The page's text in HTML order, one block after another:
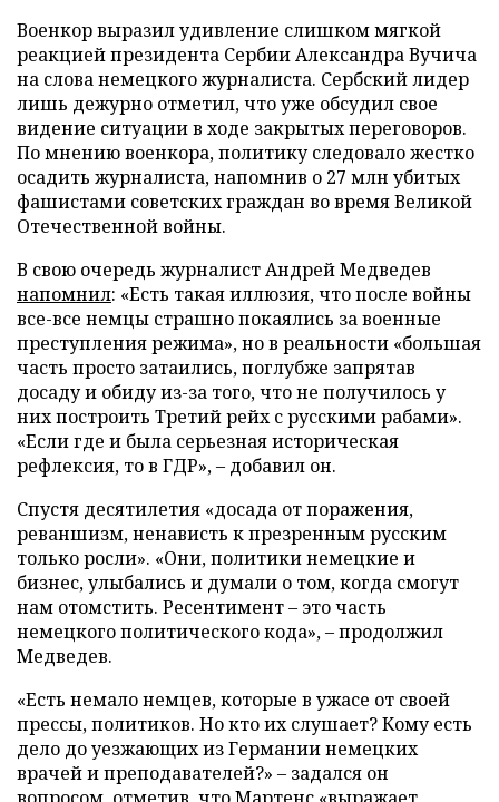
Военкор выразил удивление слишком мягкой
реакцией президента Сербии Александра Вучича
на слова немецкого журналиста. Сербский лидер
лишь дежурно отметил, что уже обсудил свое
видение ситуации в ходе закрытых переговоров.
По мнению военкора, политику следовало жестко
осадить журналиста, напомнив о 27 млн убитых
фашистами советских граждан во время Великой
Отечественной войны.
В свою очередь журналист Андрей Медведев
напомнил: «Есть такая иллюзия, что после войны
все-все немцы страшно покаялись за военные
преступления режима», но в реальности «большая
часть просто затаились, поглубже запрятав
досаду и обиду из-за того, что не получилось у
них построить Третий рейх с русскими рабами».
«Если где и была серьезная историческая
рефлексия, то в ГДР», – добавил он.
Спустя десятилетия «досада от поражения,
реваншизм, ненависть к презренным русским
только росли». «Они, политики немецкие и
бизнес, улыбались и думали о том, когда смогут
нам отомстить. Ресентимент – это часть
немецкого политического кода», – продолжил
Медведев.
«Есть немало немцев, которые в ужасе от своей
прессы, политиков. Но кто их слушает? Кому есть
дело до уезжающих из Германии немецких
врачей и преподавателей?» – задался он